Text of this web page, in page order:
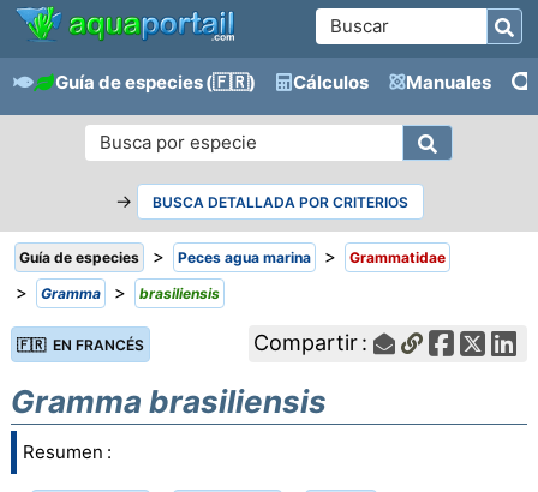
Guía de especies(🇫🇷) Cálculos Manuales
→ BUSCA DETALLADA POR CRITERIOS
Guía de especies > Peces agua marina > Grammatidae
> Gramma > brasiliensis
🇫🇷 EN FRANCÉS Compartir :
Gramma brasiliensis
Resumen :